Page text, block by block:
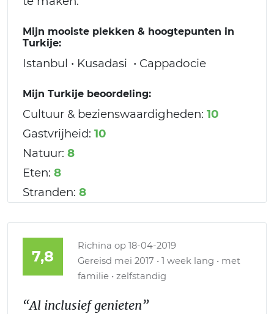
Mijn mooiste plekken & hoogtepunten in
Turkije:
Istanbul • Kusadasi • Cappadocie
Mijn Turkije beoordeling:
Cultuur & bezienswaardigheden: 10
Gastvrijheid: 10
Natuur: 8
Eten: 8
Stranden: 8
7,8
Richina op 18-04-2019
Gereisd mei 2017 • 1 week lang • met
familie • zelfstandig
“Al inclusief genieten”